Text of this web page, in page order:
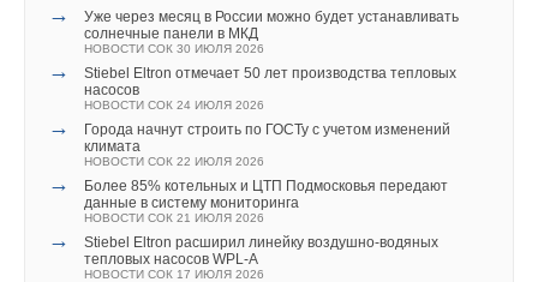
→
Уже через месяц в России можно будет устанавливать
солнечные панели в МКД
НОВОСТИ СОК 30 ИЮЛЯ 2026
→
Stiebel Eltron отмечает 50 лет производства тепловых
насосов
НОВОСТИ СОК 24 ИЮЛЯ 2026
→
Города начнут строить по ГОСТу с учетом изменений
климата
НОВОСТИ СОК 22 ИЮЛЯ 2026
→
Более 85% котельных и ЦТП Подмосковья передают
данные в систему мониторинга
НОВОСТИ СОК 21 ИЮЛЯ 2026
→
Stiebel Eltron расширил линейку воздушно-водяных
тепловых насосов WPL-A
НОВОСТИ СОК 17 ИЮЛЯ 2026